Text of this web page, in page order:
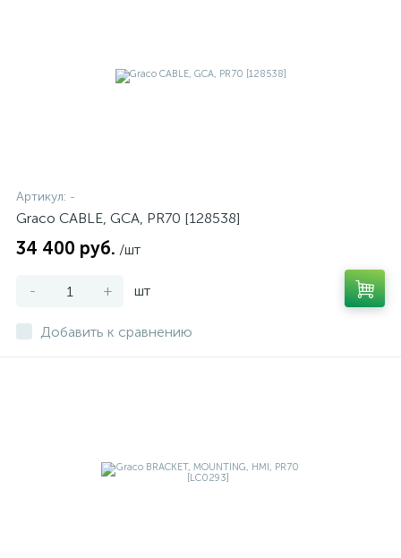
Артикул: -
Graco CABLE, GCA, PR70 [128538]
34 400 руб. /шт
- + шт
Добавить к сравнению